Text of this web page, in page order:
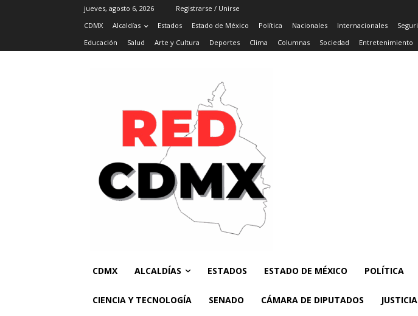
jueves, agosto 6, 2026
Registrarse / Unirse
CDMX
Alcaldías Estados Estado de México Política Nacionales Internacionales
Educación
Salud Arte y Cultura Deportes Clima Columnas Sociedad Entretenimiento
CDMX ALCALDÍAS ESTADOS ESTADO DE MÉXICO POLÍTICA
CIENCIA Y TECNOLOGÍA SENADO CÁMARA DE DIPUTADOS JUSTICIA